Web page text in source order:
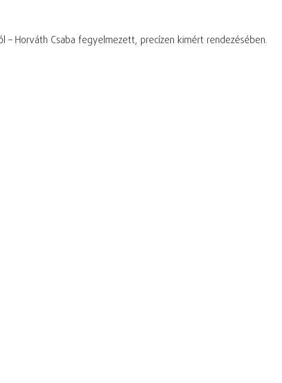
– Horváth Csaba fegyelmezett, precízen kimért rendezésében.